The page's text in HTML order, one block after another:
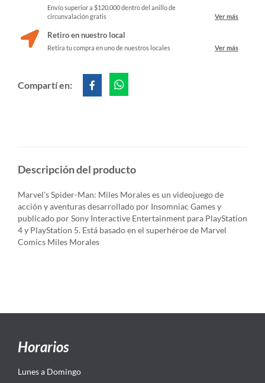
Envío superior a $120.000 dentro del anillo de
circunvalación gratis
Ver más
Retiro en nuestro local
Retira tu compra en uno de nuestros locales Ver más
Compartí en:
Descripción del producto
Marvel's Spider-Man: Miles Morales es un videojuego de
acción y aventuras desarrollado por Insomniac Games y
publicado por Sony Interactive Entertainment para PlayStation
4 y PlayStation 5. Está basado en el superhéroe de Marvel
Comics Miles Morales
Horarios
Lunes a Domingo